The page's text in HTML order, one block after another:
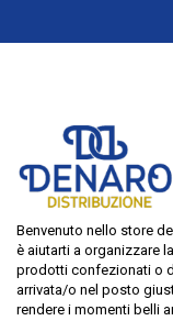
Benvenuto nello store
è aiutarti a organizzare
prodotti confezionati o
arrivata/o nel posto
rendere i momenti belli